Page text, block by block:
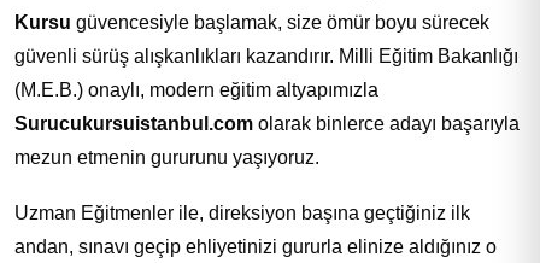
Kursu güvencesiyle başlamak, size ömür boyu sürecek
güvenli sürüş alışkanlıkları kazandırır. Milli Eğitim Bakanlığı
(M.E.B.) onaylı, modern eğitim altyapımızla
Surucukursuistanbul.com olarak binlerce adayı başarıyla
mezun etmenin gururunu yaşıyoruz.
Uzman Eğitmenler ile, direksiyon başına geçtiğiniz ilk
andan, sınavı geçip ehliyetinizi gururla elinize aldığınız o